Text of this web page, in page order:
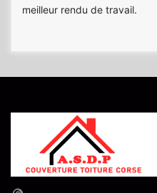
meilleur rendu de travail.